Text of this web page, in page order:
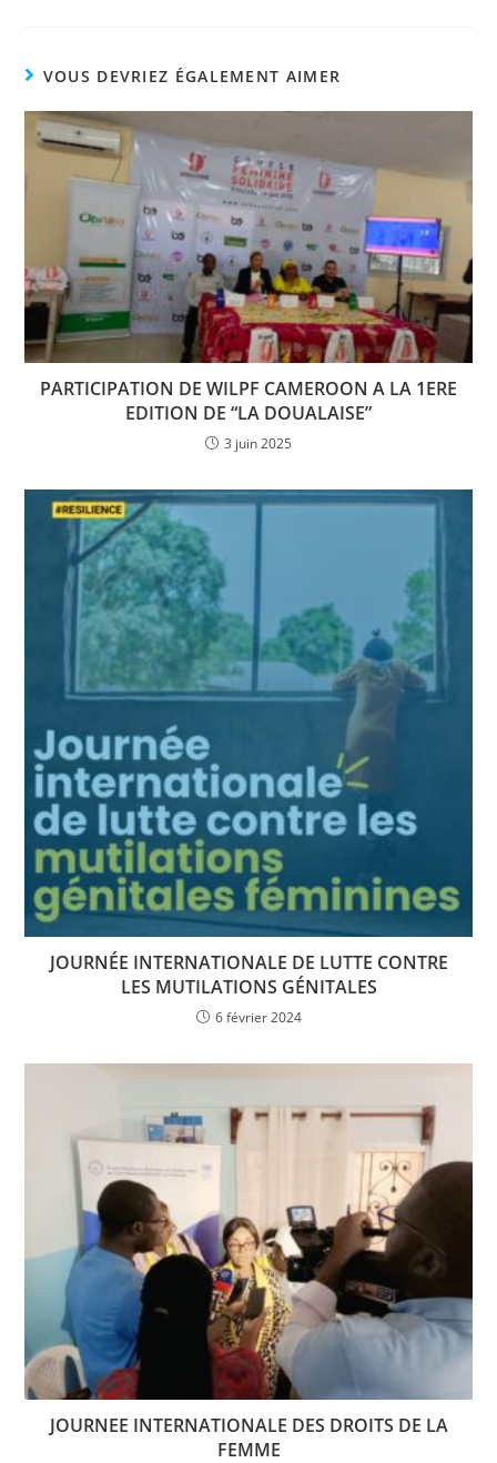
VOUS DEVRIEZ ÉGALEMENT AIMER
PARTICIPATION DE WILPF CAMEROON A LA 1ERE
EDITION DE “LA DOUALAISE”
3 juin 2025
JOURNÉE INTERNATIONALE DE LUTTE CONTRE
LES MUTILATIONS GÉNITALES
6 février 2024
JOURNEE INTERNATIONALE DES DROITS DE LA
FEMME